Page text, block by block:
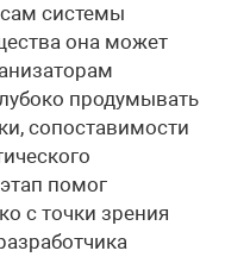
системы
она может
продумывать
сопоставимости
помог
с точки зрения